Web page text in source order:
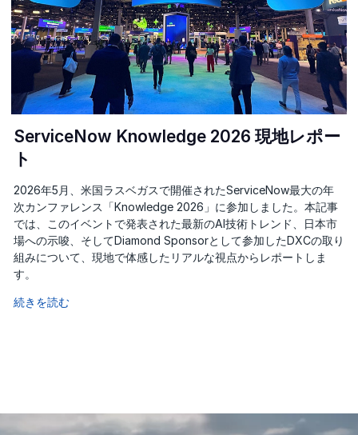
ServiceNow Knowledge 2026 現地レポー
ト
2026年5月、米国ラスベガスで開催されたServiceNow最大の年
次カンファレンス「Knowledge 2026」に参加しました。本記事
では、このイベントで発表された最新のAI技術トレンド、日本市
場への示唆、そしてDiamond Sponsorとして参加したDXCの取り
組みについて、現地で体感したリアルな視点からレポートしま
す。
続きを読む